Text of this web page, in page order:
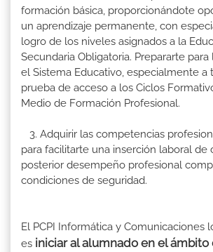
formación básica, proporcionándote
un aprendizaje permanente, con
logro de los niveles asignados a la
Secundaria Obligatoria. Prepararte
el Sistema Educativo, especialmente a
prueba de acceso a los Ciclos
Medio de Formación Profesional.
3. Adquirir las competencias
para facilitarte una inserción laboral de
posterior desempeño profesional
condiciones de seguridad.
El PCPI Informática y Comunicaciones
es iniciar al alumnado en el ámbito